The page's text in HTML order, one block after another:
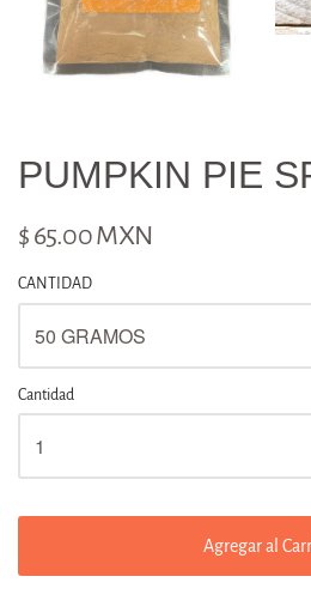
PUMPKIN PIE
$ 65.00 MXN
CANTIDAD
Cantidad
Agregar al